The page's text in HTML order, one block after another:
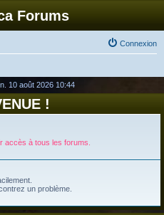
Forums
Connexion
10 août 2026 10:44
!
accès à tous les forums.
un problème.